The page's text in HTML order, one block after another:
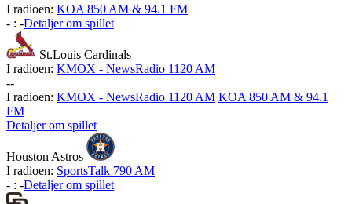
I radioen: KOA 850 AM & 94.1 FM
- : -Detaljer om spillet
St.Louis Cardinals
I radioen: KMOX - NewsRadio 1120 AM
--
I radioen: KMOX - NewsRadio 1120 AM KOA 850 AM & 94.1
FM
Detaljer om spillet
Houston Astros
I radioen: SportsTalk 790 AM
- : -Detaljer om spillet